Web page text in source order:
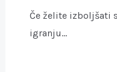
Če želite izboljšati
igranju…